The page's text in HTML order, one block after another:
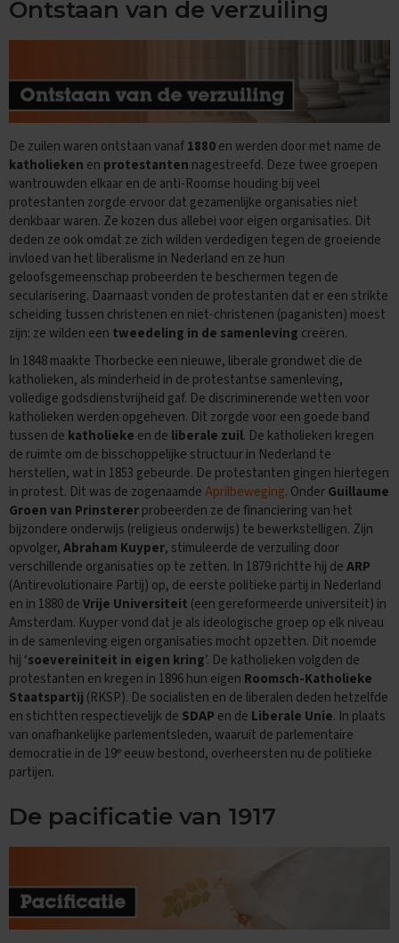
o
E
x
m
e
n
t
i
p
s
O
e
e
n
e
a
m
e
n
s
D
u
i
t
s
E
x
m
e
n
t
i
p
s
O
e
n
m
e
n
Ontstaan van de verzuiling
De zuilen waren ontstaan vanaf1880en werden door met name de
katholieken en protestanten nagestreefd. Deze twee groepen
wantrouwden elkaar en de anti-Roomse houding bij veel
protestanten zorgde ervoor dat gezamenlijke organisaties niet
denkbaar waren. Ze kozen dus allebei voor eigen organisaties. Dit
deden ze ook omdat ze zich wilden verdedigen tegen de groeiende
invloed van het liberalisme in Nederland en ze hun
geloofsgemeenschap probeerden te beschermen tegen de
secularisering. Daarnaast vonden de protestanten dat er een strikte
scheiding tussen christenen en niet-christenen (paganisten) moest
zijn: ze wilden een tweedeling in de samenleving creëren.
In 1848 maakte Thorbecke een nieuwe, liberale grondwet die de
katholieken, als minderheid in de protestantse samenleving,
volledige godsdienstvrijheid gaf. De discriminerende wetten voor
katholieken werden opgeheven. Dit zorgde voor een goede band
tussen de katholieke en de liberale zuil. De katholieken kregen
de ruimte om de bisschoppelijke structuur in Nederland te
herstellen, wat in 1853 gebeurde. De protestanten gingen hiertegen
in protest. Dit was de zogenaamdeAprilbeweging. OnderGuillaume
Groen van Prinstererprobeerden ze de financiering van het
bijzondere onderwijs (religieus onderwijs) te bewerkstelligen. Zijn
opvolger,Abraham Kuyper, stimuleerde de verzuiling door
verschillende organisaties op te zetten. In 1879 richtte hij deARP
(Antirevolutionaire Partij) op, de eerste politieke partij in Nederland
en in 1880 deVrije Universiteit (een gereformeerde universiteit) in
Amsterdam. Kuyper vond dat je als ideologische groep op elk niveau
in de samenleving eigen organisaties mocht opzetten. Dit noemde
hij ‘soevereiniteit in eigen kring’. De katholieken volgden de
protestanten en kregen in 1896 hun eigen Roomsch-Katholieke
Staatspartij (RKSP). De socialisten en de liberalen deden hetzelfde
en stichtten respectievelijk de SDAP en de Liberale Unie. In plaats
van onafhankelijke parlementsleden, waaruit de parlementaire
democratie in de 19e eeuw bestond, overheersten nu de politieke
partijen.
De pacificatie van 1917